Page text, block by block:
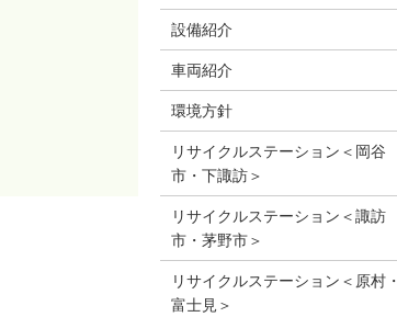
設備紹介
車両紹介
環境方針
リサイクルステーション＜岡谷
市・下諏訪＞
リサイクルステーション＜諏訪
市・茅野市＞
リサイクルステーション＜原村・
富士見＞